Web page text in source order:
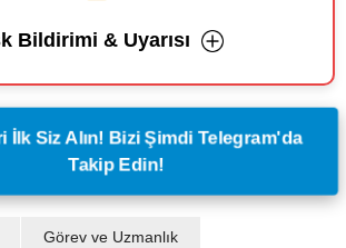
Bildirimi & Uyarısı
İlk Siz Alın! Bizi Şimdi Telegram'da
Takip Edin!
Görev ve Uzmanlık